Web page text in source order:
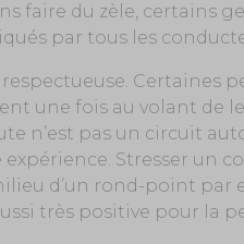
faire du zèle, certains
par tous les
Certaines
une fois au volant de
n’est pas un circuit
Stresser un
d’un rond-point par
très positive pour la